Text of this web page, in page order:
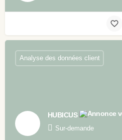
HUBICUS
Sur-demande
Analyse des données client